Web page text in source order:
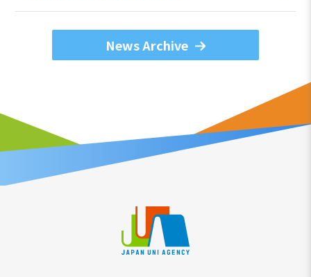
News Archive